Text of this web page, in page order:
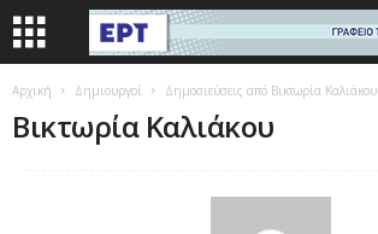
Αρχική Δημιουργοί Δημοσιεύσεις από Βικτωρία Καλιάκου
Βικτωρία Καλιάκου